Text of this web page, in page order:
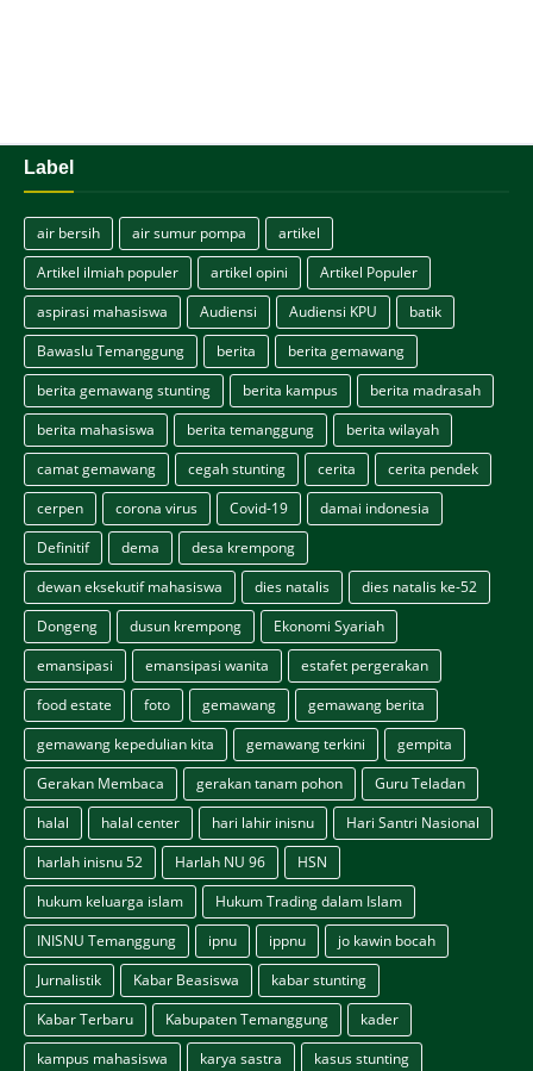
Label
air bersih air sumur pompa
artikel
Artikel ilmiah populer
artikel opini
Artikel Populer
aspirasi mahasiswa
Audiensi Audiensi KPU
batik
Bawaslu Temanggung
berita
berita gemawang
berita gemawang stunting
berita kampus
berita madrasah
berita mahasiswa
berita temanggung
berita wilayah
camat gemawang
cegah stunting cerita
cerita pendek
cerpen
corona virus Covid-19
damai indonesia
Definitif
dema
desa krempong
dewan eksekutif mahasiswa
dies natalis
dies natalis ke-52
Dongeng
dusun krempong
Ekonomi Syariah
emansipasi
emansipasi wanita
estafet pergerakan
food estate
foto gemawang
gemawang berita
gemawang kepedulian kita
gemawang terkini
gempita
Gerakan Membaca
gerakan tanam pohon
Guru Teladan
halal
halal center hari lahir inisnu
Hari Santri Nasional
harlah inisnu 52
Harlah NU 96
HSN
hukum keluarga islam
Hukum Trading dalam Islam
INISNU Temanggung
ipnu ippnu
jo kawin bocah
Jurnalistik
Kabar Beasiswa
kabar stunting
Kabar Terbaru
Kabupaten Temanggung
kader
kampus mahasiswa
karya sastra
kasus stunting